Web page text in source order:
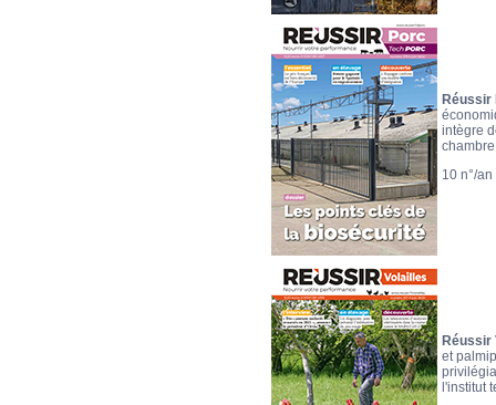
Réussir
intègre
10 n°/an
Réussir
et
l'institut